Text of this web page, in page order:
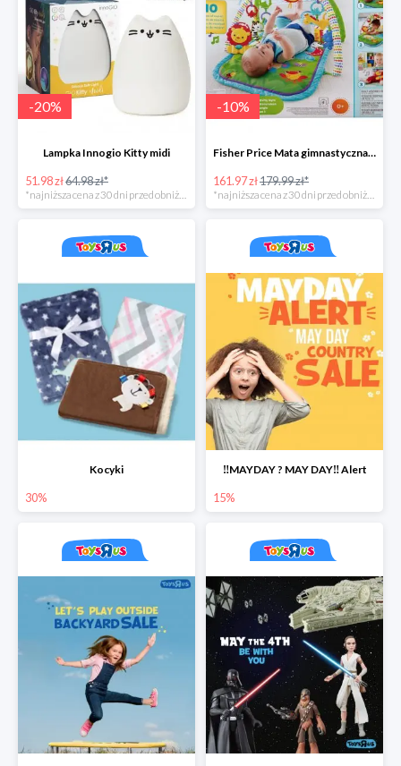
-20%
Lampka Innogio Kitty midi
51.98 zł64.98 zł*
-10%
Fisher Price Mata gimnastyczna 3 w 1
161.97 zł179.99 zł*
Kocyki
30%
‼️MAYDAY ? MAY DAY‼️ Alert
15%